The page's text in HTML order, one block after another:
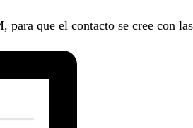
que el contacto se cree con